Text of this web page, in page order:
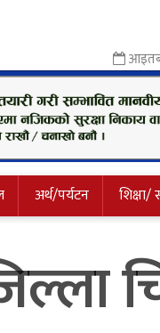
अर्थ/पर्यटन शिक्षा/